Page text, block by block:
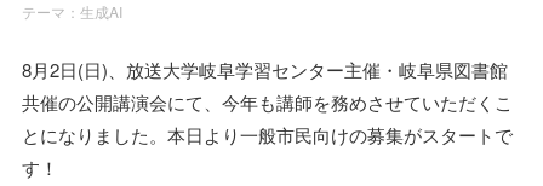
テーマ： 生成AI
8月2日(日)、放送大学岐阜学習センター主催・岐阜県図書館
共催の公開講演会にて、今年も講師を務めさせていただくこ
とになりました。本日より一般市民向けの募集がスタートで
す！